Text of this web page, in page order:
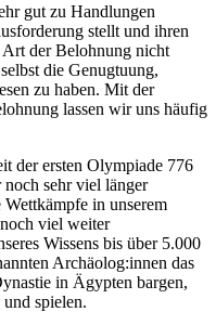
gut zu Handlungen
stellt und ihren
der Belohnung nicht
die Genugtuung,
zu haben. Mit der
lassen wir uns häufig
der ersten Olympiade 776
sehr viel länger
in unserem
viel weiter
Wissens bis über 5.000
Archäolog:innen das
in Ägypten bargen,
spielen.